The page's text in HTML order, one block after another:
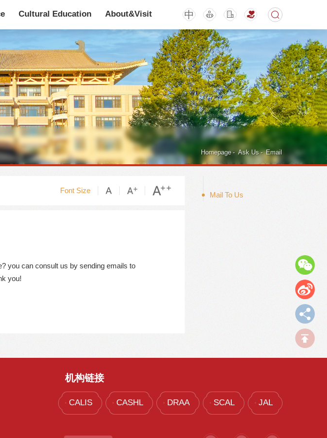
数据库 电子图书和电子期刊
新书通报 活动讲座
中
Cultural Education About&Visit
Homepage - Ask Us - Email
Mail To Us
Font Size
you can consult us by sending emails to
you!
机构链接
CALIS CASHL DRAA SCAL JAL